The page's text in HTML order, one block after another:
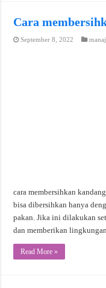
Cara
September 8, 2022
cara membersihkan
bisa dibersihkan hanya
pakan. Jika ini dilakukan
dan memberikan
Read More »